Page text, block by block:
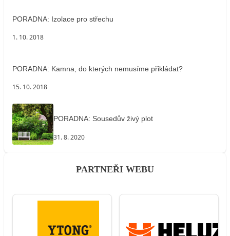
PORADNA: Izolace pro střechu
1. 10. 2018
PORADNA: Kamna, do kterých nemusíme přikládat?
15. 10. 2018
PORADNA: Sousedův živý plot
31. 8. 2020
PARTNEŘI WEBU